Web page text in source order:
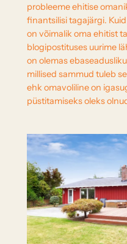
probleeme ehitise
finantsilisi tagajärgi.
on võimalik oma ehitist
blogipostituses uurime
on olemas
millised sammud tuleb
ehk omavoliline on
püstitamiseks oleks